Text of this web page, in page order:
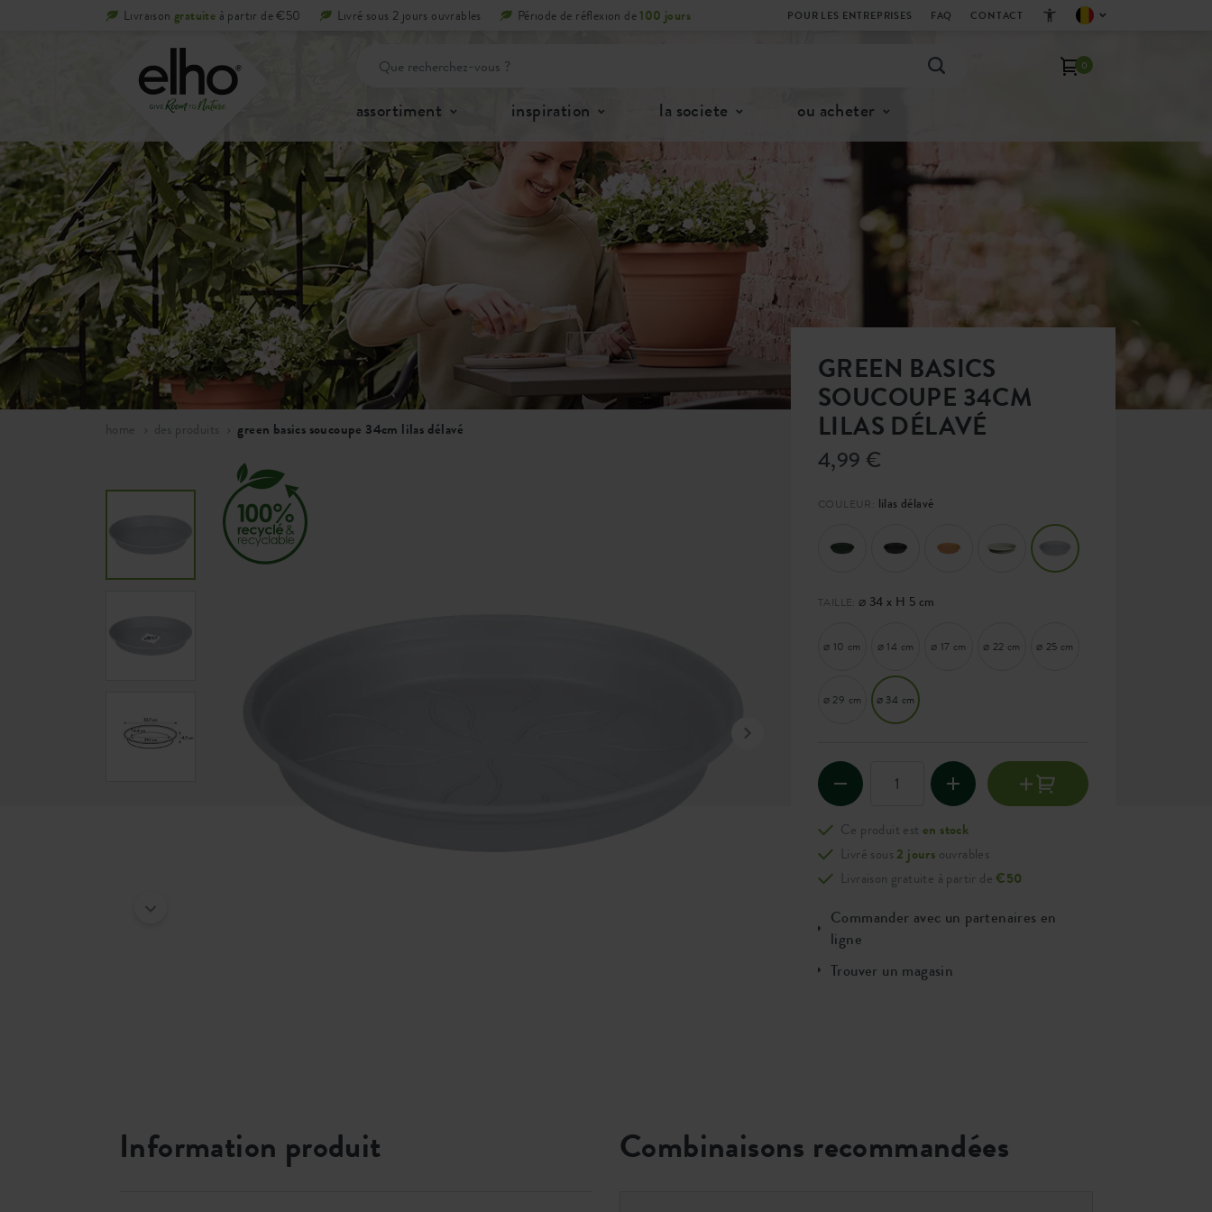
Livraison gratuite à partir de €50 Livré sous 2 jours ouvrables Période de réflexion de100 jours POUR LES ENTREPRISES FAQ CONTACT
0
assortiment inspiration la societe ou acheter
home des produits green basics soucoupe 34cm lilas délavé
GREEN BASICS
SOUCOUPE 34CM
LILAS DÉLAVÉ
4,99 €
COULEUR: lilas délavé
TAILLE: ⌀ 34 x H 5 cm
⌀ 10 cm ⌀ 14 cm ⌀ 17 cm ⌀ 22 cm ⌀ 25 cm
⌀ 29 cm ⌀ 34 cm
Ce produit est en stock
Livré sous2 jours ouvrables
Livraison gratuite à partir de€50
Commander avec un partenaires en
ligne
Trouver un magasin
Information produit Combinaisons recommandées